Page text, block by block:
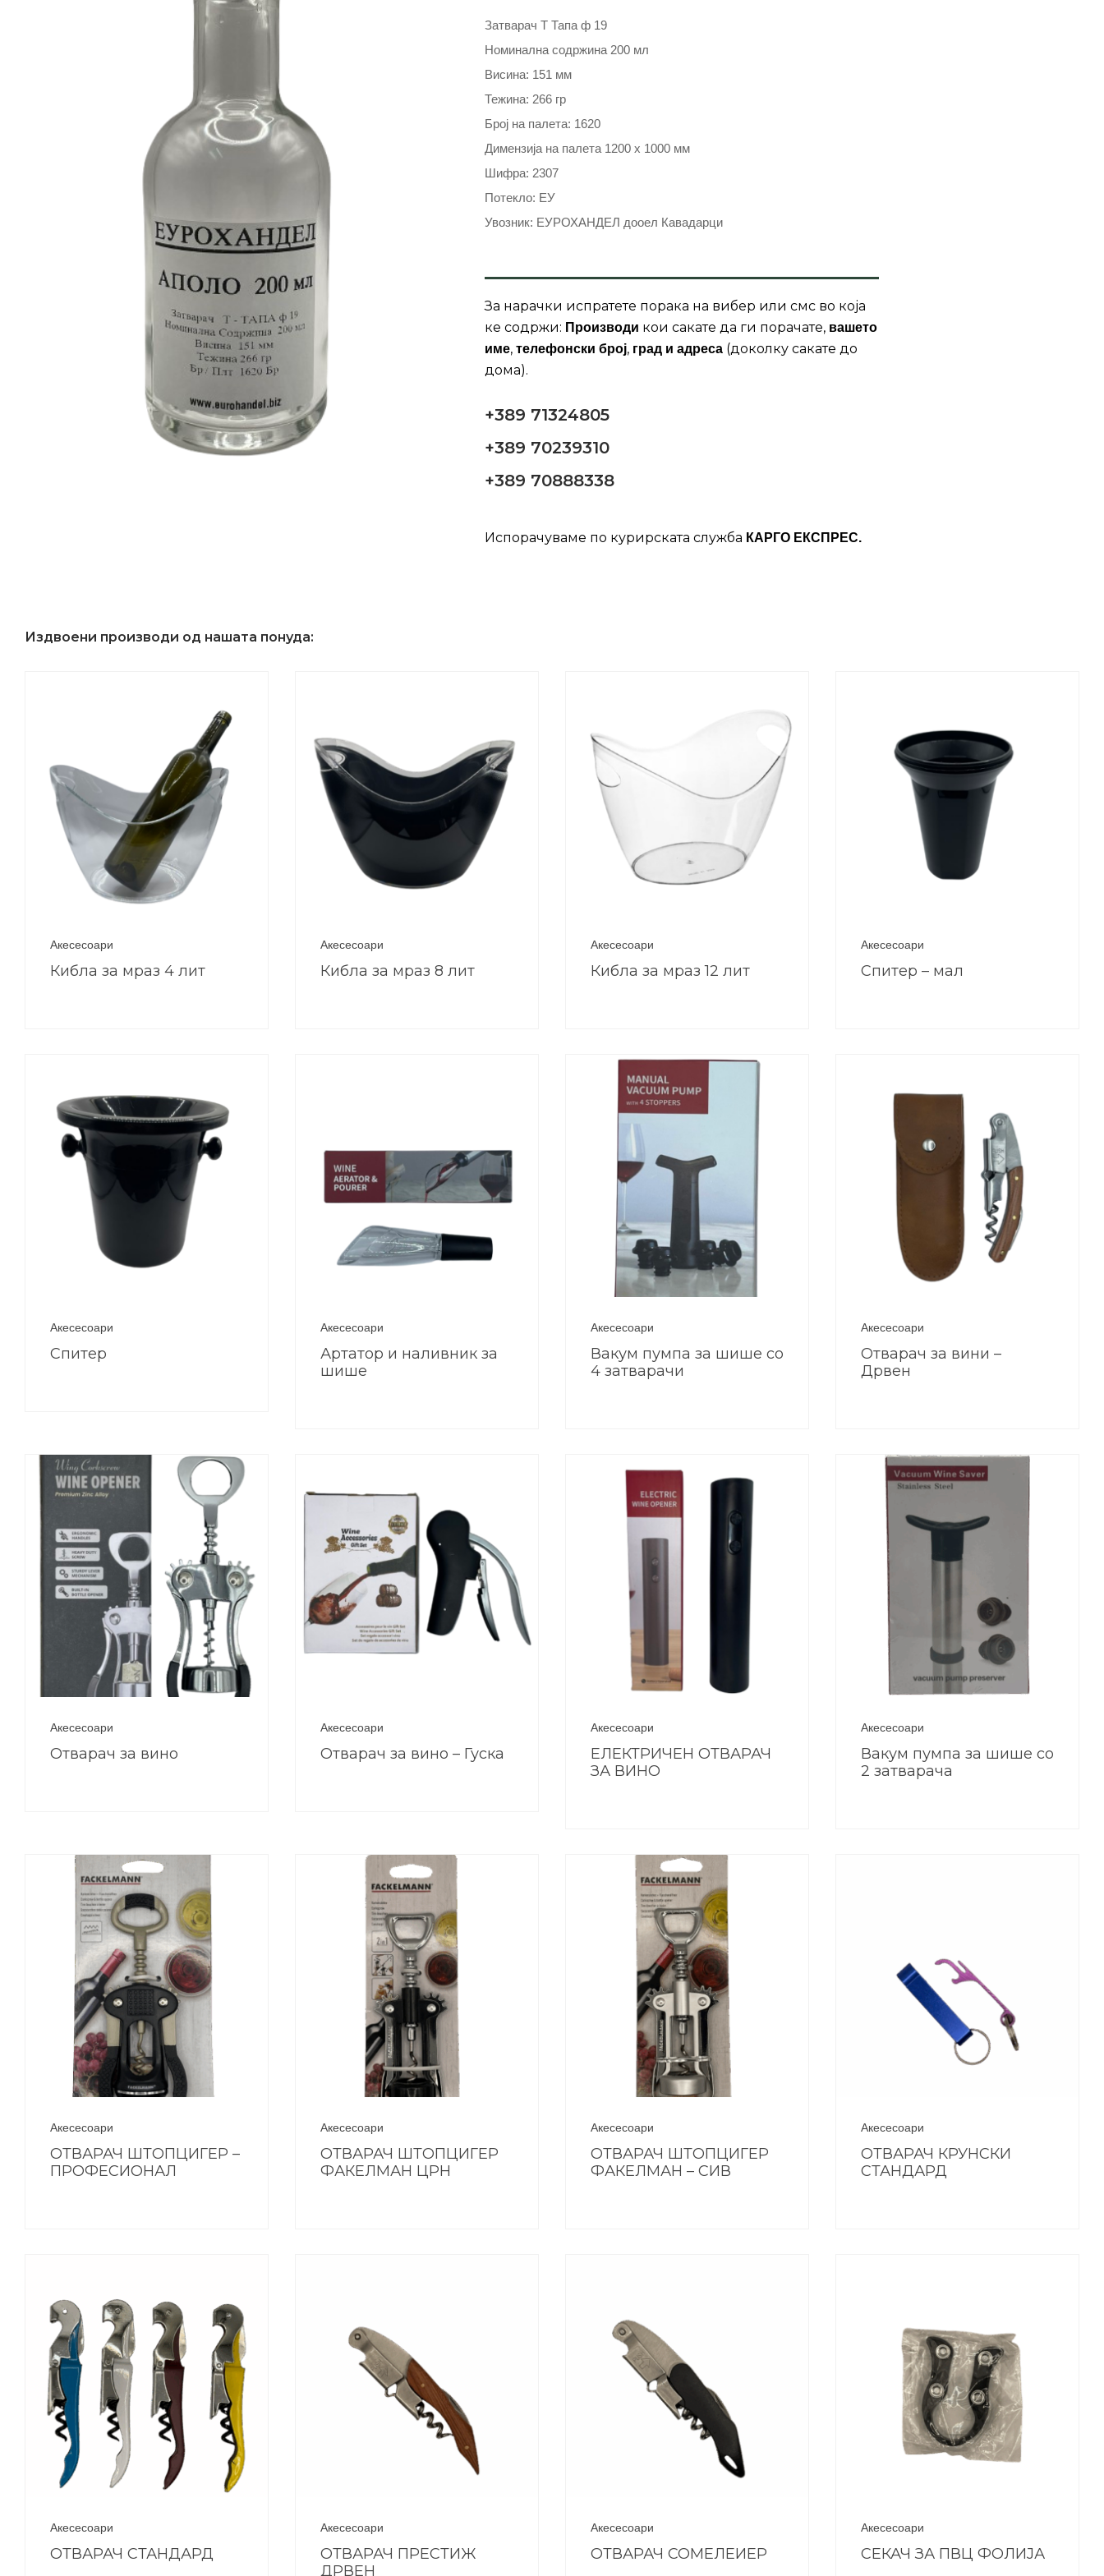
Затварач Т Тапа ф 19
Номинална содржина 200 мл
Висина: 151 мм
Тежина: 266 гр
Број на палета: 1620
Димензија на палета 1200 x 1000 мм
Шифра: 2307
Потекло: ЕУ
Увозник: ЕУРОХАНДЕЛ дооел Кавадарци
За нарачки испратете порака на вибер или смс во која
ке содржи: Производи кои сакате да ги порачате, вашето
име, телефонски број, град и адреса (доколку сакате до
дома).
+389 71324805
+389 70239310
+389 70888338
Испорачуваме по курирската служба КАРГО ЕКСПРЕС.
Издвоени производи од нашата понуда:
Акесесоари
Кибла за мраз 4 лит
Акесесоари
Кибла за мраз 8 лит
Акесесоари
Кибла за мраз 12 лит
Акесесоари
Спитер – мал
Акесесоари
Спитер
Акесесоари
Артатор и наливник за
шише
Акесесоари
Вакум пумпа за шише со
4 затварачи
Акесесоари
Отварач за вини –
Дрвен
Акесесоари
Отварач за вино
Акесесоари
Отварач за вино – Гуска
Акесесоари
ЕЛЕКТРИЧЕН ОТВАРАЧ
ЗА ВИНО
Акесесоари
Вакум пумпа за шише со
2 затварача
Акесесоари
ОТВАРАЧ ШТОПЦИГЕР –
ПРОФЕСИОНАЛ
Акесесоари
ОТВАРАЧ ШТОПЦИГЕР
ФАКЕЛМАН ЦРН
Акесесоари
ОТВАРАЧ ШТОПЦИГЕР
ФАКЕЛМАН – СИВ
Акесесоари
ОТВАРАЧ КРУНСКИ
СТАНДАРД
Акесесоари
ОТВАРАЧ СТАНДАРД
Акесесоари
ОТВАРАЧ ПРЕСТИЖ
ДРВЕН
Акесесоари
ОТВАРАЧ СОМЕЛЕИЕР
Акесесоари
СЕКАЧ ЗА ПВЦ ФОЛИЈА